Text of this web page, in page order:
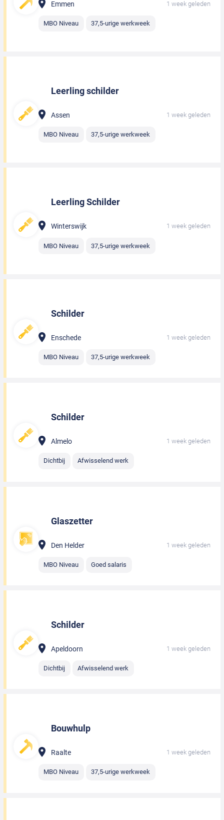
Emmen 1 week geleden
MBO Niveau 37,5-urige werkweek
Leerling schilder
Assen 1 week geleden
MBO Niveau 37,5-urige werkweek
Leerling Schilder
Winterswijk 1 week geleden
MBO Niveau 37,5-urige werkweek
Schilder
Enschede 1 week geleden
MBO Niveau 37,5-urige werkweek
Schilder
Almelo 1 week geleden
Dichtbij Afwisselend werk
Glaszetter
Den Helder 1 week geleden
MBO Niveau Goed salaris
Schilder
Apeldoorn 1 week geleden
Dichtbij Afwisselend werk
Bouwhulp
Raalte 1 week geleden
MBO Niveau 37,5-urige werkweek